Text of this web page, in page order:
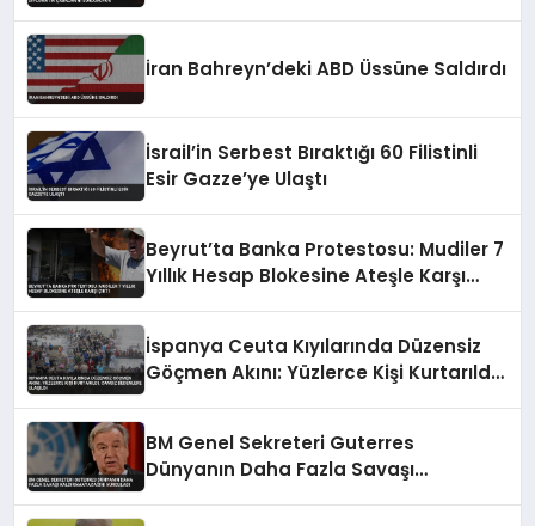
İran Bahreyn’deki ABD Üssüne Saldırdı
İsrail’in Serbest Bıraktığı 60 Filistinli
Esir Gazze’ye Ulaştı
Beyrut’ta Banka Protestosu: Mudiler 7
Yıllık Hesap Blokesine Ateşle Karşı
İspanya Ceuta Kıyılarında Düzensiz
Göçmen Akını: Yüzlerce Kişi Kurtarıldı,
BM Genel Sekreteri Guterres
Dünyanın Daha Fazla Savaşı